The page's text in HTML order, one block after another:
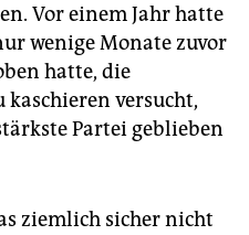
Vor einem Jahr hatte
wenige Monate zuvor
hatte, die
versucht,
Partei geblieben
ziemlich sicher nicht